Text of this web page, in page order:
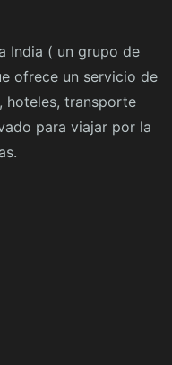
India ( un grupo de
ofrece un servicio de
hoteles, transporte
para viajar por la